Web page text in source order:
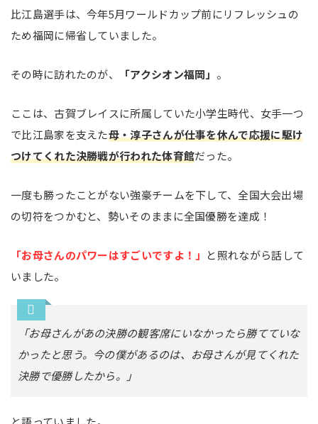
比江島選手は、今年5月ワールドカップ前にリフレッシュの
ため福岡に帰省していました。
その時に訪れたのが、 「アクシオン福岡」 。
ここは、古賀ブレイスに所属していた小学生時代、女手一つ
で比江島家を支えた母・淳子さんが仕事を休んで応援に駆け
つけてくれた決勝戦が行われた体育館だった。
一度も勝ったことがない強豪チームを下して、全国大会出場
の切符をつかむと、勢いそのままに全国優勝を達成！
「お母さんのパワーはすごいですよ！」 と照れながら話して
いました。
「お母さんがあの決勝の観客席にいなかったら勝てていな
かったと思う。今の僕があるのは、お母さんが見てくれた
決勝で優勝したから。」